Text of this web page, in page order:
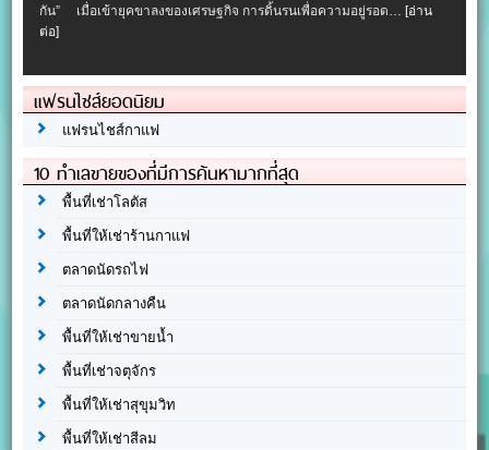
กัน” เมื่อเข้ายุคขาลงของเศรษฐกิจ การดิ้นรนเพื่อความอยู่รอด…[อ่าน
ต่อ]
แฟรนไชส์ยอดนิยม
แฟรนไชส์กาแฟ
10 ทำเลขายของที่มีการค้นหามากที่สุด
พื้นที่เช่าโลตัส
พื้นที่ให้เช่าร้านกาแฟ
ตลาดนัดรถไฟ
ตลาดนัดกลางคืน
พื้นที่ให้เช่าขายน้ำ
พื้นที่เช่าจตุจักร
พื้นที่ให้เช่าสุขุมวิท
พื้นที่ให้เช่าสีลม